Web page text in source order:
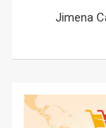
Jimena